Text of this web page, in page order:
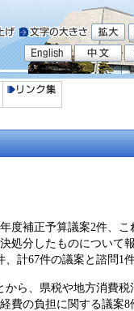
度補正予算議案2件、
処分したものについて
計67件の議案と諮問1
ら、県税や地方消費
費の負担に関する議案